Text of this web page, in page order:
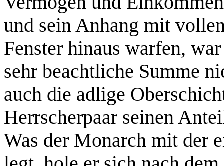
und sein Anhang mit
Fenster hinaus warfen,
sehr beachtliche Summe
auch die adlige
Herrscherpaar seinen
Was der Monarch mit der